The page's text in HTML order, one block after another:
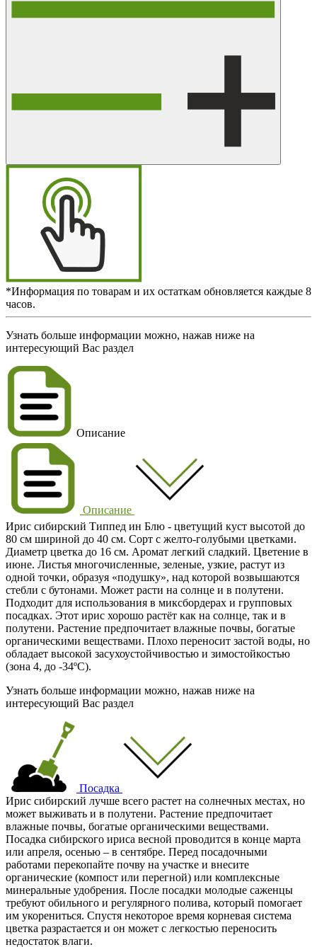
*Информация по товарам и их остаткам обновляется каждые 8
часов.
Узнать больше информации можно, нажав ниже на
интересующий Вас раздел
Описание
Описание
Ирис сибирский Типпед ин Блю - цветущий куст высотой до
80 см шириной до 40 см. Сорт с желто-голубыми цветками.
Диаметр цветка до 16 см. Аромат легкий сладкий. Цветение в
июне. Листья многочисленные, зеленые, узкие, растут из
одной точки, образуя «подушку», над которой возвышаются
стебли с бутонами. Может расти на солнце и в полутени.
Подходит для использования в миксбордерах и групповых
посадках. Этот ирис хорошо растёт как на солнце, так и в
полутени. Растение предпочитает влажные почвы, богатые
органическими веществами. Плохо переносит застой воды, но
обладает высокой засухоустойчивостью и зимостойкостью
(зона 4, до -34ºС).
Узнать больше информации можно, нажав ниже на
интересующий Вас раздел
Посадка
Ирис сибирский лучше всего растет на солнечных местах, но
может выживать и в полутени. Растение предпочитает
влажные почвы, богатые органическими веществами.
Посадка сибирского ириса весной проводится в конце марта
или апреля, осенью – в сентябре. Перед посадочными
работами перекопайте почву на участке и внесите
органические (компост или перегной) или комплексные
минеральные удобрения. После посадки молодые саженцы
требуют обильного и регулярного полива, который помогает
им укорениться. Спустя некоторое время корневая система
цветка разрастается и он может с легкостью переносить
недостаток влаги.